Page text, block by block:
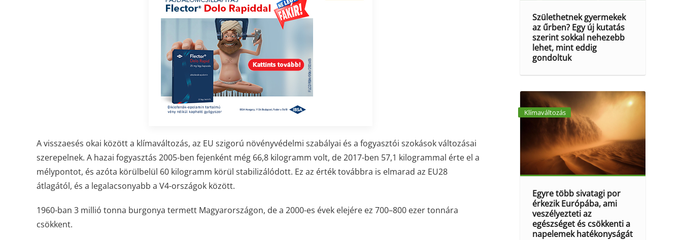
A visszaesés okai között a klímaváltozás, az EU szigorú növényvédelmi szabályai és a fogyasztói szokások változásai
szerepelnek. A hazai fogyasztás 2005-ben fejenként még 66,8 kilogramm volt, de 2017-ben 57,1 kilogrammal érte el a
mélypontot, és azóta körülbelül 60 kilogramm körül stabilizálódott. Ez az érték továbbra is elmarad az EU28
átlagától, és a legalacsonyabb a V4-országok között.
1960-ban 3 millió tonna burgonya termett Magyarországon, de a 2000-es évek elejére ez 700–800 ezer tonnára
csökkent.
Születhetnek gyermekek
az űrben? Egy új kutatás
szerint sokkal nehezebb
lehet, mint eddig
gondoltuk
Klímaváltozás
Egyre több sivatagi por
érkezik Európába, ami
veszélyezteti az
egészséget és csökkenti a
napelemek hatékonyságát